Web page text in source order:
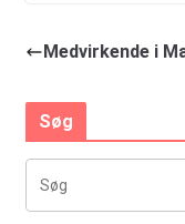
Medvirkende i
Søg